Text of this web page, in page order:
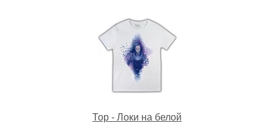
Тор - Локи на белой